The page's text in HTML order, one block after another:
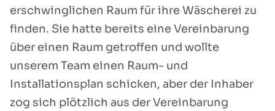
erschwinglichen Raum für ihre Wäscherei zu
finden. Sie hatte bereits eine Vereinbarung
über einen Raum getroffen und wollte
unserem Team einen Raum- und
Installationsplan schicken, aber der Inhaber
zog sich plötzlich aus der Vereinbarung